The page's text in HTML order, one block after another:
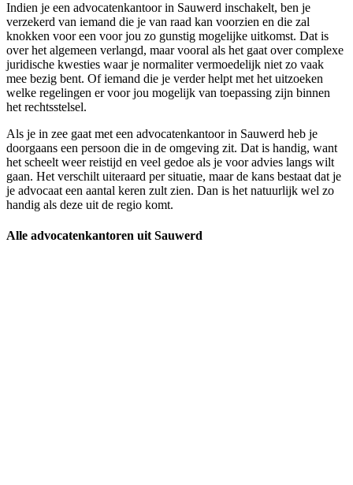
Indien je een advocatenkantoor in Sauwerd inschakelt, ben je
verzekerd van iemand die je van raad kan voorzien en die zal
knokken voor een voor jou zo gunstig mogelijke uitkomst. Dat is
over het algemeen verlangd, maar vooral als het gaat over complexe
juridische kwesties waar je normaliter vermoedelijk niet zo vaak
mee bezig bent. Of iemand die je verder helpt met het uitzoeken
welke regelingen er voor jou mogelijk van toepassing zijn binnen
het rechtsstelsel.
Als je in zee gaat met een advocatenkantoor in Sauwerd heb je
doorgaans een persoon die in de omgeving zit. Dat is handig, want
het scheelt weer reistijd en veel gedoe als je voor advies langs wilt
gaan. Het verschilt uiteraard per situatie, maar de kans bestaat dat je
je advocaat een aantal keren zult zien. Dan is het natuurlijk wel zo
handig als deze uit de regio komt.
Alle advocatenkantoren uit Sauwerd